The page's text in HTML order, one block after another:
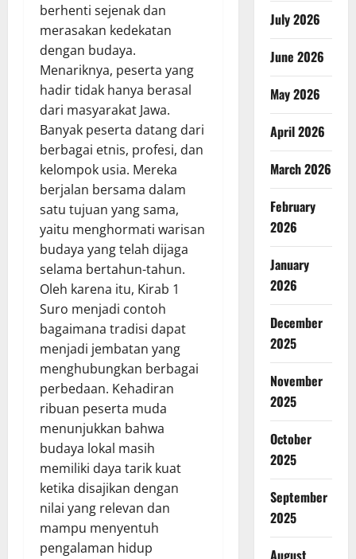
berhenti sejenak dan
merasakan kedekatan
dengan budaya.
Menariknya, peserta yang
hadir tidak hanya berasal
dari masyarakat Jawa.
Banyak peserta datang dari
berbagai etnis, profesi, dan
kelompok usia. Mereka
berjalan bersama dalam
satu tujuan yang sama,
yaitu menghormati warisan
budaya yang telah dijaga
selama bertahun-tahun.
Oleh karena itu, Kirab 1
Suro menjadi contoh
bagaimana tradisi dapat
menjadi jembatan yang
menghubungkan berbagai
perbedaan. Kehadiran
ribuan peserta muda
menunjukkan bahwa
budaya lokal masih
memiliki daya tarik kuat
ketika disajikan dengan
nilai yang relevan dan
mampu menyentuh
pengalaman hidup
July 2026
June 2026
May 2026
April 2026
March 2026
February
2026
January
2026
December
2025
November
2025
October
2025
September
2025
August